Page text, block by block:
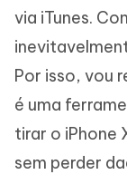
via iTunes.
Por isso, vou
é uma
tirar o iPhone
sem perder